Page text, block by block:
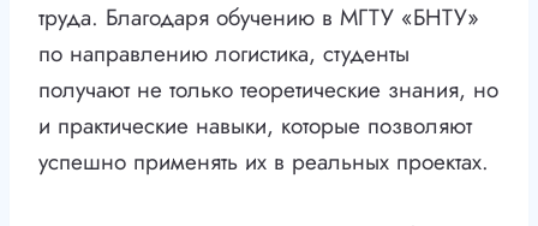
труда. Благодаря обучению в МГТУ «БНТУ»
по направлению логистика, студенты
получают не только теоретические знания, но
и практические навыки, которые позволяют
успешно применять их в реальных проектах.